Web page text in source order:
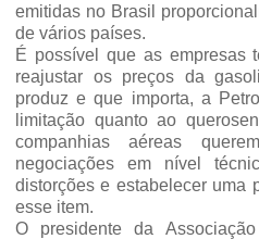
emitidas no Brasil
de vários países.
É possível que as empresas
reajustar os preços da
produz e que importa, a
limitação quanto ao
companhias aéreas
negociações em nível
distorções e estabelecer uma
esse item.
O presidente da